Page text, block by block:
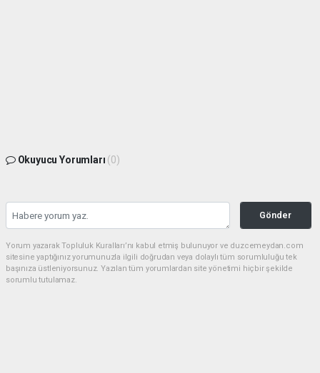
Okuyucu Yorumları (0)
Gönder
Yorum yazarak Topluluk Kuralları’nı kabul etmiş bulunuyor ve duzcemeydan.com
sitesine yaptığınız yorumunuzla ilgili doğrudan veya dolaylı tüm sorumluluğu tek
başınıza üstleniyorsunuz. Yazılan tüm yorumlardan site yönetimi hiçbir şekilde
sorumlu tutulamaz.